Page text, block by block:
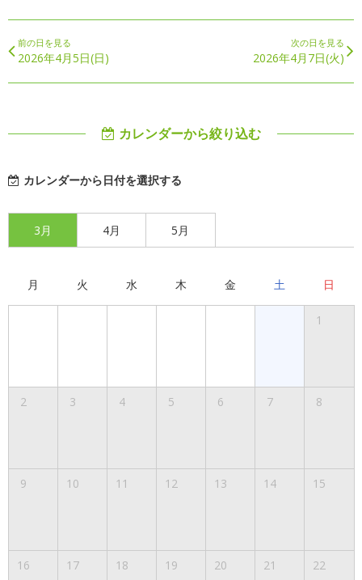
前の日を見る
2026年4月5日(日)
次の日を見る
2026年4月7日(火)
カレンダーから絞り込む
カレンダーから日付を選択する
3月 4月 5月
月 火 水 木 金 土 日
1
2 3 4 5 6 7 8
9 10 11 12 13 14 15
16 17 18 19 20 21 22